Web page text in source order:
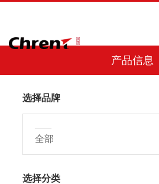
产品信息
选择品牌
——
全部
选择分类